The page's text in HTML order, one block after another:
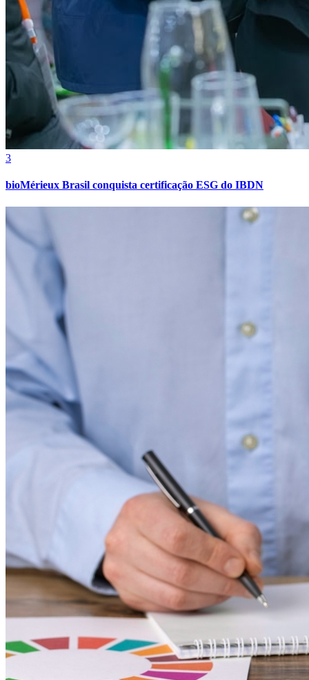
3
bioMérieux Brasil conquista certificação ESG do IBDN